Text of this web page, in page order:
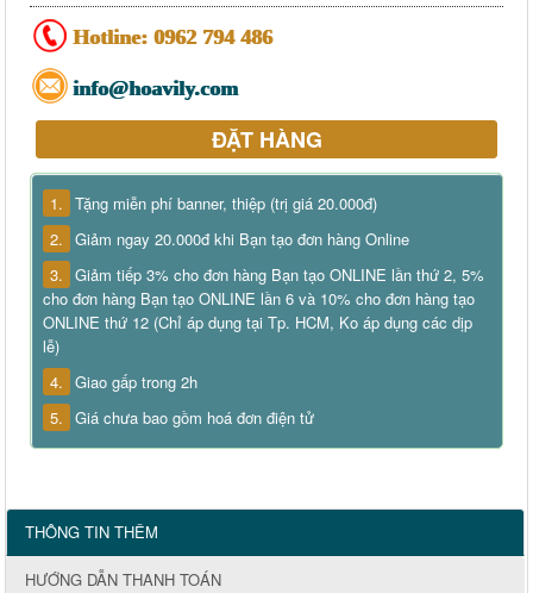
Hotline: 0962 794 486
info@hoavily.com
ĐẶT HÀNG
1. Tặng miễn phí banner, thiệp (trị giá 20.000đ)
2. Giảm ngay 20.000đ khi Bạn tạo đơn hàng Online
3. Giảm tiếp 3% cho đơn hàng Bạn tạo ONLINE lần thứ 2, 5%
cho đơn hàng Bạn tạo ONLINE lần 6 và 10% cho đơn hàng tạo
ONLINE thứ 12 (Chỉ áp dụng tại Tp. HCM, Ko áp dụng các dịp
lễ)
4. Giao gấp trong 2h
5. Giá chưa bao gồm hoá đơn điện tử
THÔNG TIN THÊM
HƯỚNG DẪN THANH TOÁN